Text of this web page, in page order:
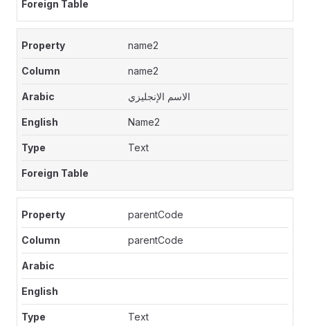
name2
name2
الاسم الإنجليزي
Name2
Text
parentCode
parentCode
Text